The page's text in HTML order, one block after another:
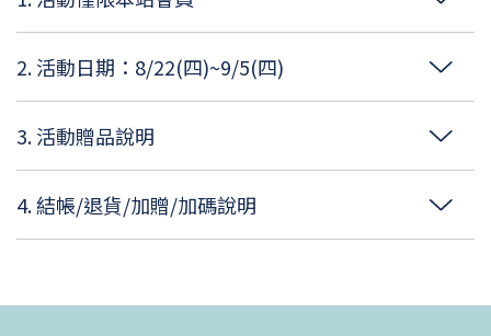
2. 活動日期：8/22(四)~9/5(四)
3. 活動贈品說明
4. 結帳/退貨/加贈/加碼說明